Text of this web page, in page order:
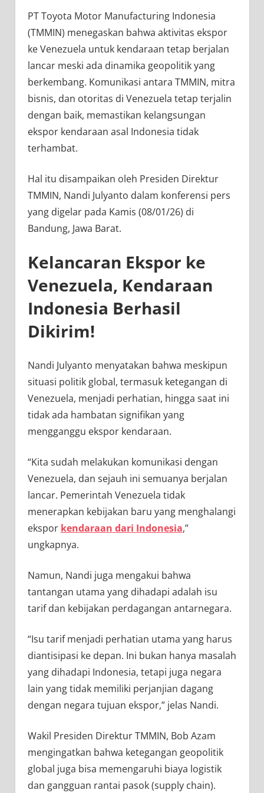
PT Toyota Motor Manufacturing Indonesia
(TMMIN) menegaskan bahwa aktivitas ekspor
ke Venezuela untuk kendaraan tetap berjalan
lancar meski ada dinamika geopolitik yang
berkembang. Komunikasi antara TMMIN, mitra
bisnis, dan otoritas di Venezuela tetap terjalin
dengan baik, memastikan kelangsungan
ekspor kendaraan asal Indonesia tidak
terhambat.
Hal itu disampaikan oleh Presiden Direktur
TMMIN, Nandi Julyanto dalam konferensi pers
yang digelar pada Kamis (08/01/26) di
Bandung, Jawa Barat.
Kelancaran Ekspor ke
Venezuela, Kendaraan
Indonesia Berhasil
Dikirim!
Nandi Julyanto menyatakan bahwa meskipun
situasi politik global, termasuk ketegangan di
Venezuela, menjadi perhatian, hingga saat ini
tidak ada hambatan signifikan yang
mengganggu ekspor kendaraan.
“Kita sudah melakukan komunikasi dengan
Venezuela, dan sejauh ini semuanya berjalan
lancar. Pemerintah Venezuela tidak
menerapkan kebijakan baru yang menghalangi
ekspor kendaraan dari Indonesia,”
ungkapnya.
Namun, Nandi juga mengakui bahwa
tantangan utama yang dihadapi adalah isu
tarif dan kebijakan perdagangan antarnegara.
“Isu tarif menjadi perhatian utama yang harus
diantisipasi ke depan. Ini bukan hanya masalah
yang dihadapi Indonesia, tetapi juga negara
lain yang tidak memiliki perjanjian dagang
dengan negara tujuan ekspor,” jelas Nandi.
Wakil Presiden Direktur TMMIN, Bob Azam
mengingatkan bahwa ketegangan geopolitik
global juga bisa memengaruhi biaya logistik
dan gangguan rantai pasok (supply chain).